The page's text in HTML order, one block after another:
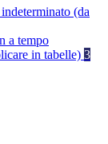
(da
a tempo
in tabelle) 3